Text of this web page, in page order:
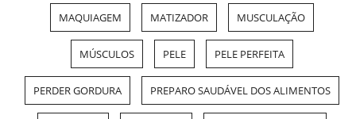
MAQUIAGEM MATIZADOR MUSCULAÇÃO
MÚSCULOS PELE PELE PERFEITA
PERDER GORDURA PREPARO SAUDÁVEL DOS ALIMENTOS